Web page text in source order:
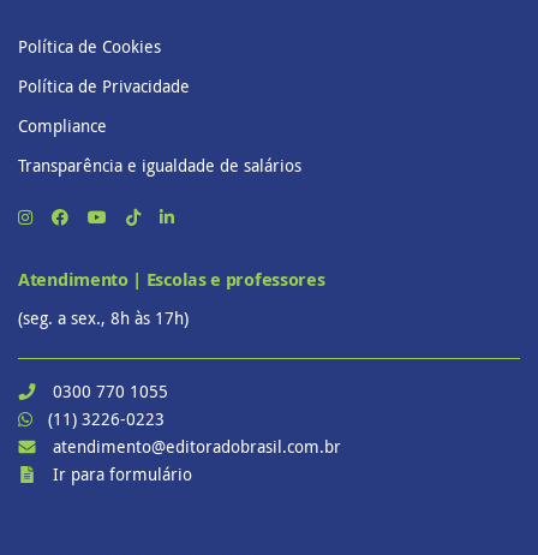
Política de Cookies
Política de Privacidade
Compliance
Transparência e igualdade de salários
Atendimento | Escolas e professores
(seg. a sex., 8h às 17h)
0300 770 1055
(11) 3226-0223
atendimento@editoradobrasil.com.br
Ir para formulário